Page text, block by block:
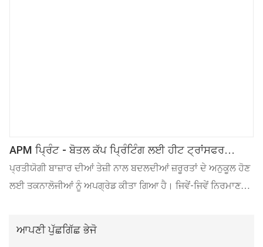
ਆਪਣੀ ਪੁੱਛਗਿੱਛ ਭੇਜੋ
APM ਪ੍ਰਿੰਟ - ਬੋਤਲ ਕੱਪ ਪ੍ਰਿੰਟਿੰਗ ਲਈ ਹੀਟ ਟ੍ਰਾਂਸਫਰ
ਪ੍ਰਿੰਟਿੰਗ ਫਿਲਮ ਕੱਪ ਥਰਮਲ ਟ੍ਰਾਂਸਫਰ ਫਿਲਮ ਹੋਰ
ਪ੍ਰਤੀਯੋਗੀ ਬਾਜ਼ਾਰ ਦੀਆਂ ਤੇਜ਼ੀ ਨਾਲ ਬਦਲਦੀਆਂ ਜ਼ਰੂਰਤਾਂ ਦੇ ਅਨੁਕੂਲ ਹੋਣ
ਲਈ ਤਕਨਾਲੋਜੀਆਂ ਨੂੰ ਅਪਗ੍ਰੇਡ ਕੀਤਾ ਗਿਆ ਹੈ। ਜਿਵੇਂ-ਜਿਵੇਂ ਨਿਰਮਾਣ
ਟ੍ਰਾਂਸਫਰ ਫਿਲਮ ਲਈ ਤਿਆਰ ਹੀਟ ਟ੍ਰਾਂਸਫਰ ਪ੍ਰਿੰਟਿੰਗ ਫਿਲਮ ਦੀ
ਕਾਰਗੁਜ਼ਾਰੀ ਵਿੱਚ ਬਹੁਤ ਸੁਧਾਰ ਹੋਇਆ ਹੈ। ਇਸਦਾ ਟ੍ਰਾਂਸਫਰ ਪੇਪਰ ਅਤੇ